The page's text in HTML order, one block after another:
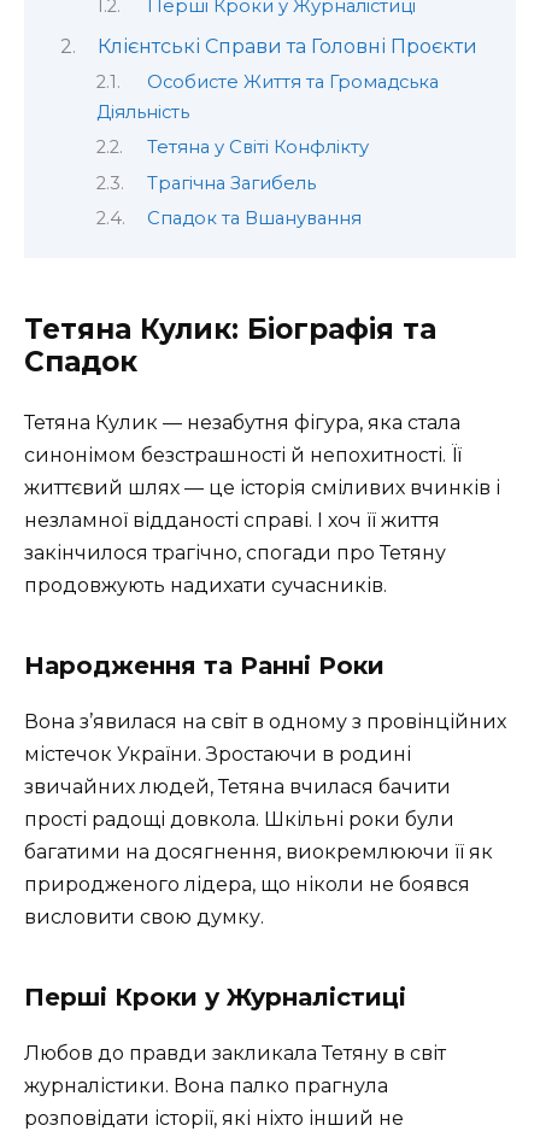
Перші Кроки у Журналістиці
Клієнтські Справи та Головні Проєкти
Особисте Життя та Громадська
Діяльність
Тетяна у Світі Конфлікту
Трагічна Загибель
Спадок та Вшанування
Тетяна Кулик: Біографія та
Спадок
Тетяна Кулик — незабутня фігура, яка стала
синонімом безстрашності й непохитності. Її
життєвий шлях — це історія сміливих вчинків і
незламної відданості справі. І хоч її життя
закінчилося трагічно, спогади про Тетяну
продовжують надихати сучасників.
Народження та Ранні Роки
Вона з’явилася на світ в одному з провінційних
містечок України. Зростаючи в родині
звичайних людей, Тетяна вчилася бачити
прості радощі довкола. Шкільні роки були
багатими на досягнення, виокремлюючи її як
природженого лідера, що ніколи не боявся
висловити свою думку.
Перші Кроки у Журналістиці
Любов до правди закликала Тетяну в світ
журналістики. Вона палко прагнула
розповідати історії, які ніхто інший не